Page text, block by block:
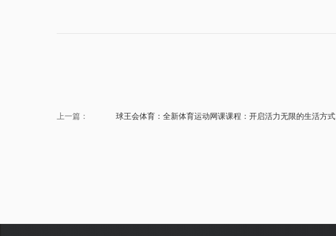
上一篇： 球王会体育：全新体育运动网课课程：开启活力无限的生活方式